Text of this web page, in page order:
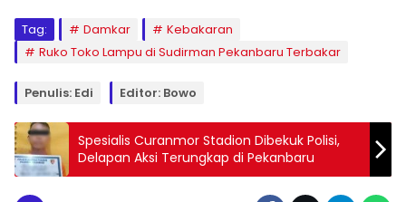
Tag: Damkar
Kebakaran
Ruko Toko Lampu di Sudirman Pekanbaru Terbakar
Penulis: Edi Editor: Bowo
Spesialis Curanmor Stadion Dibekuk Polisi,
Delapan Aksi Terungkap di Pekanbaru